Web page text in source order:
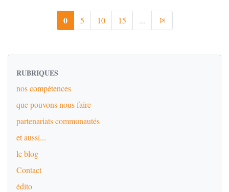
0 5 10 15 ...
RUBRIQUES
nos compétences
que pouvons nous faire
partenariats communautés
et aussi...
le blog
Contact
édito